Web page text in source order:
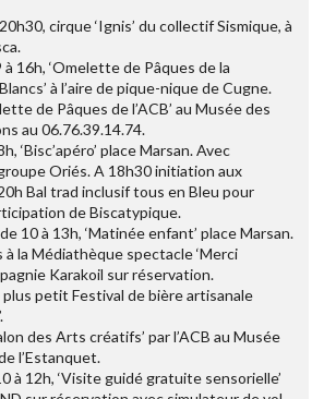
cirque ‘Ignis’ du collectif Sismique, à
16h, ‘Omelette de Pâques de la
à l’aire de pique-nique de Cugne.
de Pâques de l’ACB’ au Musée des
au 06.76.39.14.74.
‘Bisc’apéro’ place Marsan. Avec
groupe Oriés. A 18h30 initiation aux
Bal trad inclusif tous en Bleu pour
de Biscatypique.
10 à 13h, ‘Matinée enfant’ place Marsan.
à la Médiathèque spectacle ‘Merci
Karakoil sur réservation.
plus petit Festival de bière artisanale
des Arts créatifs’ par l’ACB au Musée
l’Estanquet.
à 12h, ‘Visite guidé gratuite sensorielle’